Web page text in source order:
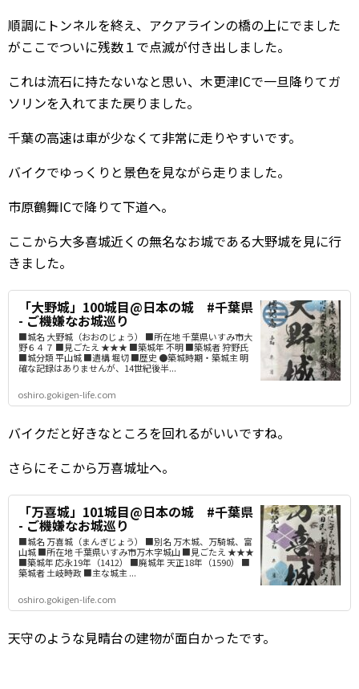
順調にトンネルを終え、アクアラインの橋の上にでました
がここでついに残数１で点滅が付き出しました。
これは流石に持たないなと思い、木更津ICで一旦降りてガ
ソリンを入れてまた戻りました。
千葉の高速は車が少なくて非常に走りやすいです。
バイクでゆっくりと景色を見ながら走りました。
市原鶴舞ICで降りて下道へ。
ここから大多喜城近くの無名なお城である大野城を見に行
きました。
「大野城」100城目@日本の城 #千葉県
- ご機嫌なお城巡り
■城名 大野城（おおのじょう） ■所在地 千葉県いすみ市大
野６４７ ■見ごたえ ★★★ ■築城年 不明 ■築城者 狩野氏
■城分類 平山城 ■遺構 堀切 ■歴史 ●築城時期・築城主 明
確な記録はありませんが、14世紀後半...
oshiro.gokigen-life.com
バイクだと好きなところを回れるがいいですね。
さらにそこから万喜城址へ。
「万喜城」101城目@日本の城 #千葉県
- ご機嫌なお城巡り
■城名 万喜城（まんぎじょう） ■別名 万木城、万騎城、富
山城 ■所在地 千葉県いすみ市万木字城山 ■見ごたえ ★★★
■築城年 応永19年（1412） ■廃城年 天正18年（1590） ■
築城者 土岐時政 ■主な城主 ...
oshiro.gokigen-life.com
天守のような見晴台の建物が面白かったです。